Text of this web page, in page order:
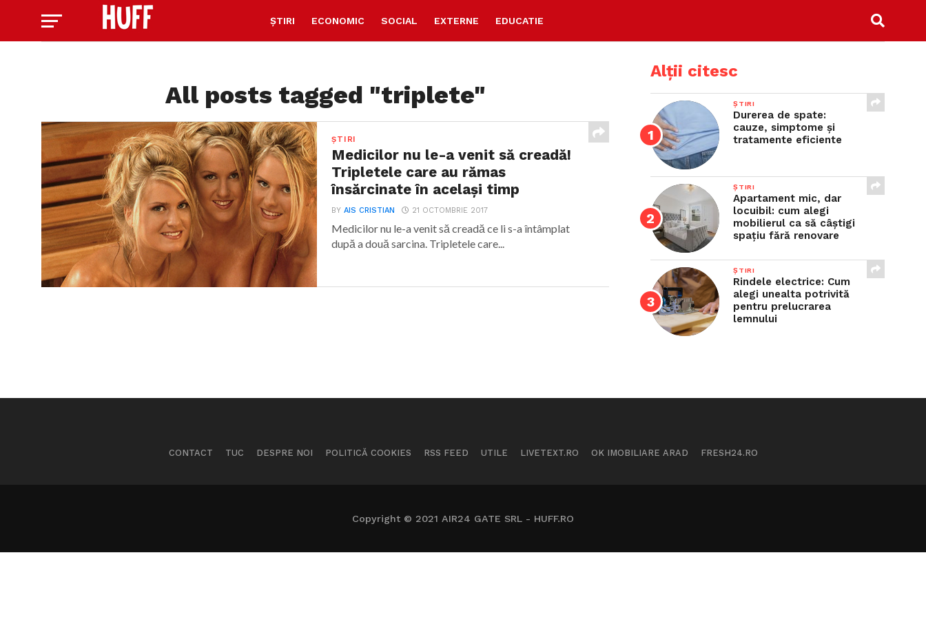
ȘTIRI ECONOMIC SOCIAL EXTERNE EDUCATIE
All posts tagged "triplete"
ȘTIRI
Medicilor nu le-a venit să creadă!
Tripletele care au rămas
însărcinate în acelaşi timp
BYAIS CRISTIAN 21 OCTOMBRIE 2017
Medicilor nu le-a venit să creadă ce li s-a întâmplat
după a două sarcina. Tripletele care...
Alții citesc
ȘTIRI
Durerea de spate:
cauze, simptome și
tratamente eficiente
ȘTIRI
Apartament mic, dar
locuibil: cum alegi
mobilierul ca să câștigi
spațiu fără renovare
ȘTIRI
Rindele electrice: Cum
alegi unealta potrivită
pentru prelucrarea
lemnului
CONTACT TUC DESPRE NOI POLITICĂ COOKIES RSS FEED UTILE LIVETEXT.RO OK IMOBILIARE ARAD FRESH24.RO
Copyright © 2021 AIR24 GATE SRL - HUFF.RO